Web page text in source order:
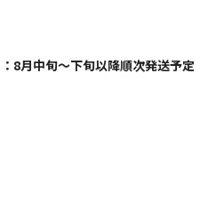
8月中旬～下旬以降順次発送予定